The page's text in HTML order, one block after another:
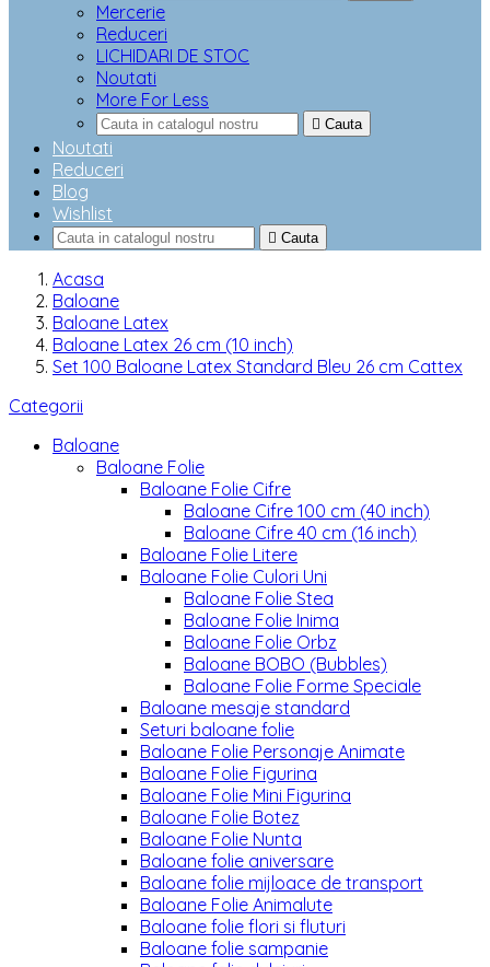
Mercerie
Reduceri
LICHIDARI DE STOC
Noutati
More For Less
 Cauta
Noutati
Reduceri
Blog
Wishlist
 Cauta
Acasa
Baloane
Baloane Latex
Baloane Latex 26 cm (10 inch)
Set 100 Baloane Latex Standard Bleu 26 cm Cattex
Categorii
Baloane
Baloane Folie
Baloane Folie Cifre
Baloane Cifre 100 cm (40 inch)
Baloane Cifre 40 cm (16 inch)
Baloane Folie Litere
Baloane Folie Culori Uni
Baloane Folie Stea
Baloane Folie Inima
Baloane Folie Orbz
Baloane BOBO (Bubbles)
Baloane Folie Forme Speciale
Baloane mesaje standard
Seturi baloane folie
Baloane Folie Personaje Animate
Baloane Folie Figurina
Baloane Folie Mini Figurina
Baloane Folie Botez
Baloane Folie Nunta
Baloane folie aniversare
Baloane folie mijloace de transport
Baloane Folie Animalute
Baloane folie flori si fluturi
Baloane folie sampanie